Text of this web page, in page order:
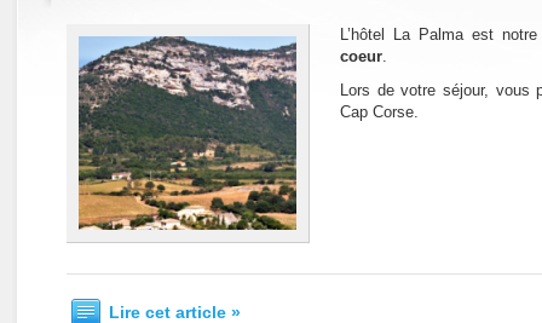
L’hôtel La Palma est
coeur.
Lors de votre séjour, vous
Cap Corse.
Lire cet article »